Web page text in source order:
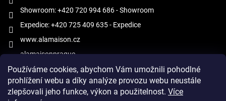
Používáme cookies, abychom Vám umožnili pohodlné
prohlížení webu a díky analýze provozu webu neustále
zlepšovali jeho funkce, výkon a použitelnost. Více
Showroom: +420 720 994 686- Showroom
Expedice: +420 725 409 635- Expedice
www.alamaison.cz
alamaisonprague